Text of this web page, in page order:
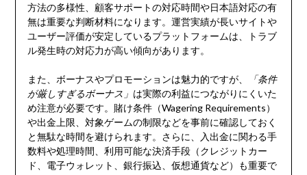
方法の多様性、顧客サポートの対応時間や日本語対応の有
無は重要な判断材料になります。運営実績が長いサイトや
ユーザー評価が安定しているプラットフォームは、トラブ
ル発生時の対応力が高い傾向があります。
また、ボーナスやプロモーションは魅力的ですが、
「条件
が厳しすぎるボーナス」 は実際の利益につながりにくいた
め注意が必要です。賭け条件（Wagering Requirements）
や出金上限、対象ゲームの制限などを事前に確認しておく
と無駄な時間を避けられます。さらに、入出金に関わる手
数料や処理時間、利用可能な決済手段（クレジットカー
ド、電子ウォレット、銀行振込、仮想通貨など）も重要で